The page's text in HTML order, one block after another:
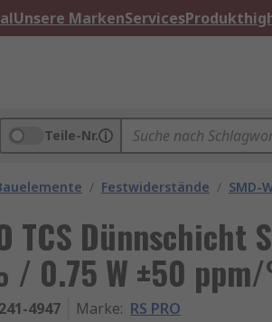
Unsere MarkenServices
Teile-Nr.
/ Festwiderstände / SMD-
TCS
/ 0.75 W ±50 ppm/
241-4947 Marke: RS PRO